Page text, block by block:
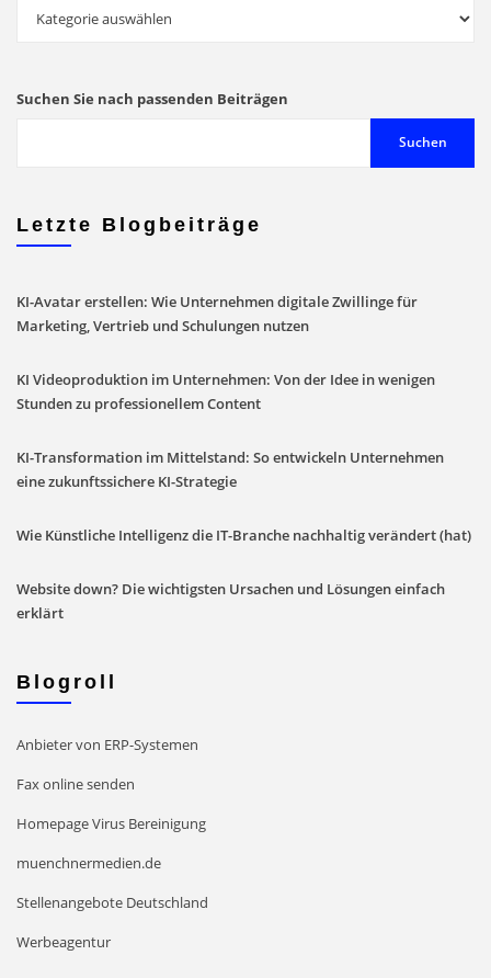
Blog
Suchen Sie nach passenden Beiträgen
Suchen
Letzte Blogbeiträge
KI-Avatar erstellen: Wie Unternehmen digitale Zwillinge für
Marketing, Vertrieb und Schulungen nutzen
KI Videoproduktion im Unternehmen: Von der Idee in wenigen
Stunden zu professionellem Content
KI-Transformation im Mittelstand: So entwickeln Unternehmen
eine zukunftssichere KI-Strategie
Wie Künstliche Intelligenz die IT-Branche nachhaltig verändert (hat)
Website down? Die wichtigsten Ursachen und Lösungen einfach
erklärt
Blogroll
Anbieter von ERP-Systemen
Fax online senden
Homepage Virus Bereinigung
muenchnermedien.de
Stellenangebote Deutschland
Werbeagentur